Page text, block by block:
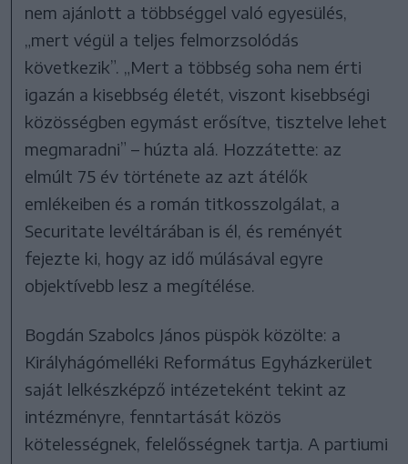
nem ajánlott a többséggel való egyesülés,
„mert végül a teljes felmorzsolódás
következik”. „Mert a többség soha nem érti
igazán a kisebbség életét, viszont kisebbségi
közösségben egymást erősítve, tisztelve lehet
megmaradni” – húzta alá. Hozzátette: az
elmúlt 75 év története az azt átélők
emlékeiben és a román titkosszolgálat, a
Securitate levéltárában is él, és reményét
fejezte ki, hogy az idő múlásával egyre
objektívebb lesz a megítélése.
Bogdán Szabolcs János püspök közölte: a
Királyhágómelléki Református Egyházkerület
saját lelkészképző intézeteként tekint az
intézményre, fenntartását közös
kötelességnek, felelősségnek tartja. A partiumi